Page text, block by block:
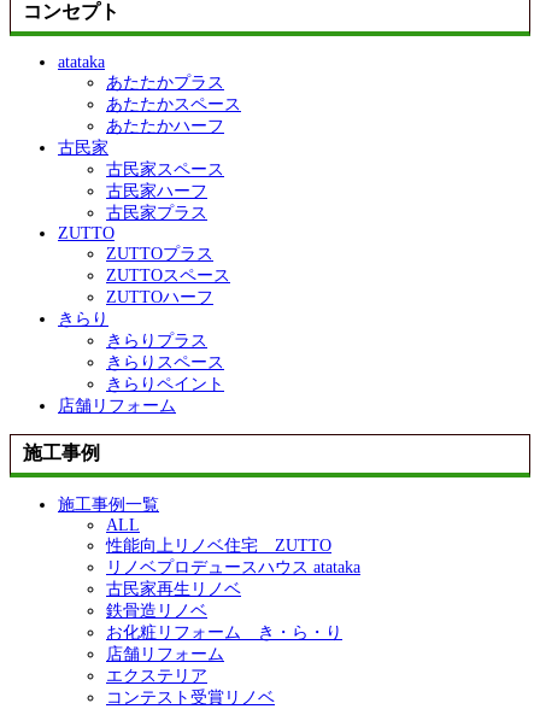
コンセプト
atataka
あたたかプラス
あたたかスペース
あたたかハーフ
古民家
古民家スペース
古民家ハーフ
古民家プラス
ZUTTO
ZUTTOプラス
ZUTTOスペース
ZUTTOハーフ
きらり
きらりプラス
きらりスペース
きらりペイント
店舗リフォーム
施工事例
施工事例一覧
ALL
性能向上リノベ住宅 ZUTTO
リノベプロデュースハウス atataka
古民家再生リノベ
鉄骨造リノベ
お化粧リフォーム き・ら・り
店舗リフォーム
エクステリア
コンテスト受賞リノベ